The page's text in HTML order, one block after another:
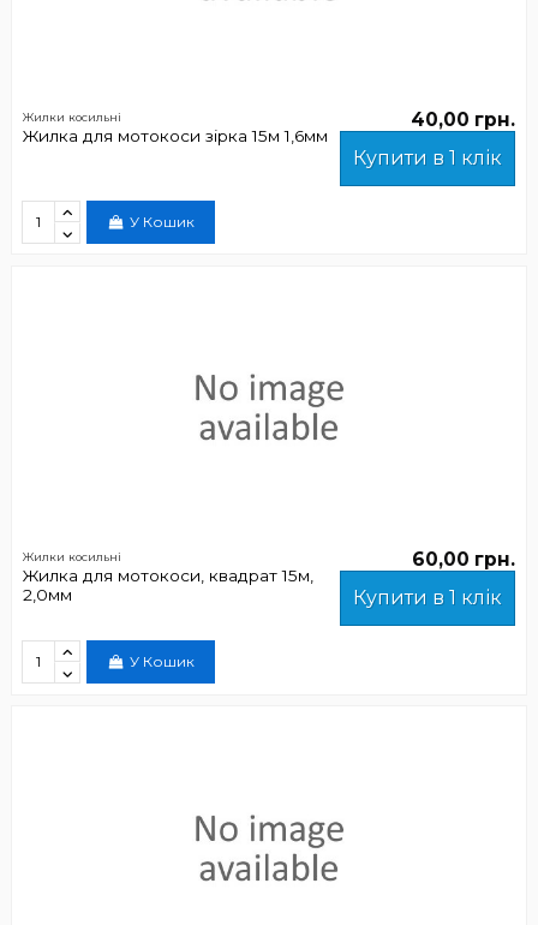
Жилки косильні
Жилка для мотокоси зірка 15м 1,6мм
40,00 грн.
Купити в 1 клік
У Кошик
Жилки косильні
Жилка для мотокоси, квадрат 15м,
2,0мм
60,00 грн.
Купити в 1 клік
У Кошик